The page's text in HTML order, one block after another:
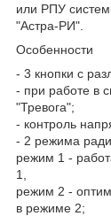
или РПУ
"Астра-РИ".
Особенности
- 3 кнопки с
- при работе в
"Тревога";
- контроль
- 2 режима
режим 1 -
1,
режим 2 -
в режиме 2;